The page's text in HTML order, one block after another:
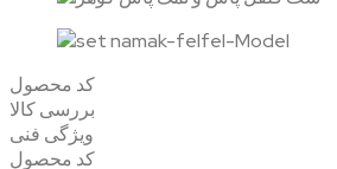
کد محصول
بررسی کالا
ویژگی فنی
کد محصول